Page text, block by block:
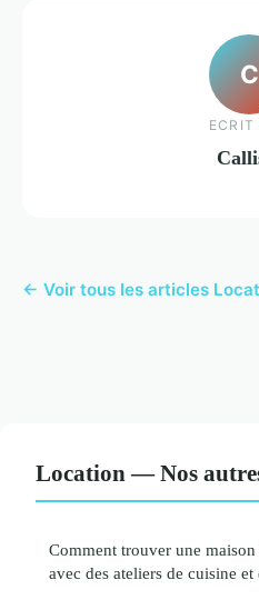
C
ECRIT
← Voir tous les articles
Location — Nos
Comment trouver une
avec des ateliers de cuisine